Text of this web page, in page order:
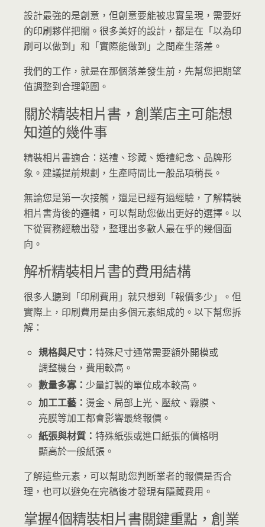
設計最強的是創意，但創意要能被忠實呈現，需要好
的印刷夥伴把關。很多美好的設計，都是在「以為印
刷可以做到」和「實際能做到」之間產生落差。
我們的工作，就是在那個落差發生前，先幫您把期望
值調整到合理範圍。
關於精裝相片書，創業店主可能想
知道的幾件事
精裝相片書適合：送禮、珍藏、婚禮紀念、品牌形
象。建議提前規劃，生產時間比一般品項稍長。
無論您是第一次接觸，還是已經有過經驗，了解精裝
相片書背後的邏輯，可以幫助您做出更好的選擇。以
下從實務經驗出發，整理出多數人最在乎的幾個面
向。
解析精裝相片書的費用結構
很多人聽到「印刷費用」就只想到「報價多少」。但
實際上，印刷費用是由多個元素組成的。以下幫您拆
解：
規格與尺寸：特殊尺寸通常需要額外開模或
調整機台，費用較高。
數量多寡： 少量訂製的單位成本較高。
加工工藝： 燙金、局部上光、壓紋、霧膜、
亮膜等加工都會影響最終報價。
紙張與材質：特殊紙張或進口紙張的價格明
顯高於一般紙張。
了解這些元素，可以幫助您判断業者的報價是否合
理，也可以避免在完稿後才發現有隱藏費用。
掌握4個精裝相片書關鍵重點，創業